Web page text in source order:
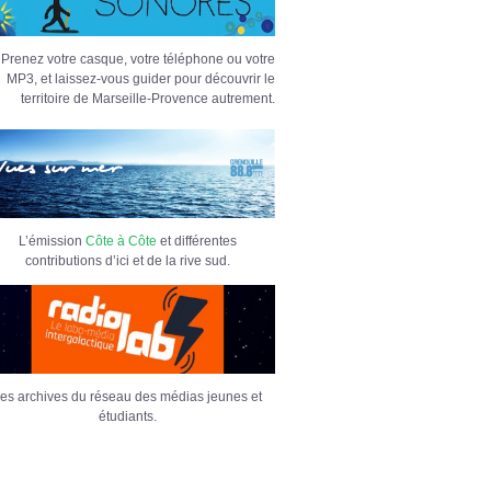
Prenez votre casque, votre téléphone ou votre
MP3, et laissez-vous guider pour découvrir le
territoire de Marseille-Provence autrement.
L’émission Côte à Côte et différentes
contributions d’ici et de la rive sud.
archives du réseau des médias jeunes et
étudiants.